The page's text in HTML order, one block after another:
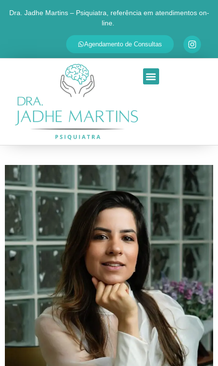
Agende sua consulta
Respondemos em até 30 minutos
QUAL É O SEU PRINCIPAL MOTIVO?
Ansiedade Depressão
Ao continuar, você será redirecionado ao WhatsApp da Dra.
Jadhe. Seus dados são usados apenas para personalizar o
atendimento.
Ir para o WhatsApp
Dra. Jadhe Martins – Psiquiatra, referência em atendimentos on-
line.
Agendamento de Consultas